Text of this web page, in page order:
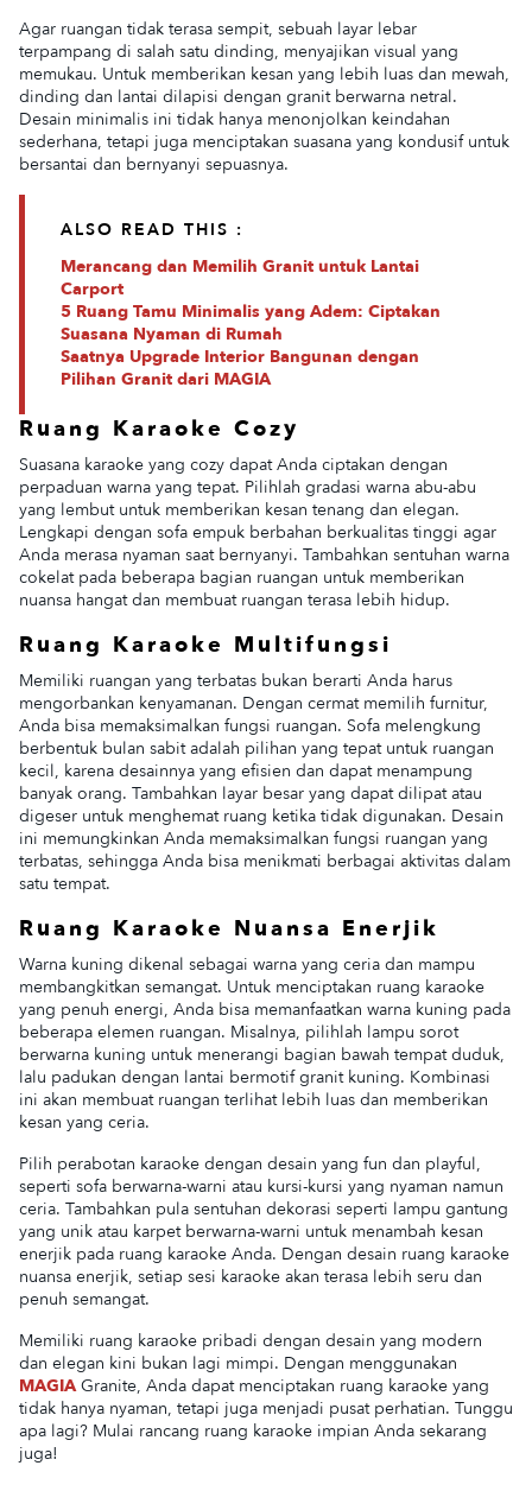
Agar ruangan tidak terasa sempit, sebuah layar lebar
terpampang di salah satu dinding, menyajikan visual yang
memukau. Untuk memberikan kesan yang lebih luas dan mewah,
dinding dan lantai dilapisi dengan granit berwarna netral.
Desain minimalis ini tidak hanya menonjolkan keindahan
sederhana, tetapi juga menciptakan suasana yang kondusif untuk
bersantai dan bernyanyi sepuasnya.
ALSO READ THIS :
Merancang dan Memilih Granit untuk Lantai
Carport
5 Ruang Tamu Minimalis yang Adem: Ciptakan
Suasana Nyaman di Rumah
Saatnya Upgrade Interior Bangunan dengan
Pilihan Granit dari MAGIA
Ruang Karaoke Cozy
Suasana karaoke yang cozy dapat Anda ciptakan dengan
perpaduan warna yang tepat. Pilihlah gradasi warna abu-abu
yang lembut untuk memberikan kesan tenang dan elegan.
Lengkapi dengan sofa empuk berbahan berkualitas tinggi agar
Anda merasa nyaman saat bernyanyi. Tambahkan sentuhan warna
cokelat pada beberapa bagian ruangan untuk memberikan
nuansa hangat dan membuat ruangan terasa lebih hidup.
Ruang Karaoke Multifungsi
Memiliki ruangan yang terbatas bukan berarti Anda harus
mengorbankan kenyamanan. Dengan cermat memilih furnitur,
Anda bisa memaksimalkan fungsi ruangan. Sofa melengkung
berbentuk bulan sabit adalah pilihan yang tepat untuk ruangan
kecil, karena desainnya yang efisien dan dapat menampung
banyak orang. Tambahkan layar besar yang dapat dilipat atau
digeser untuk menghemat ruang ketika tidak digunakan. Desain
ini memungkinkan Anda memaksimalkan fungsi ruangan yang
terbatas, sehingga Anda bisa menikmati berbagai aktivitas dalam
satu tempat.
Ruang Karaoke Nuansa Enerjik
Warna kuning dikenal sebagai warna yang ceria dan mampu
membangkitkan semangat. Untuk menciptakan ruang karaoke
yang penuh energi, Anda bisa memanfaatkan warna kuning pada
beberapa elemen ruangan. Misalnya, pilihlah lampu sorot
berwarna kuning untuk menerangi bagian bawah tempat duduk,
lalu padukan dengan lantai bermotif granit kuning. Kombinasi
ini akan membuat ruangan terlihat lebih luas dan memberikan
kesan yang ceria.
Pilih perabotan karaoke dengan desain yang fun dan playful,
seperti sofa berwarna-warni atau kursi-kursi yang nyaman namun
ceria. Tambahkan pula sentuhan dekorasi seperti lampu gantung
yang unik atau karpet berwarna-warni untuk menambah kesan
enerjik pada ruang karaoke Anda. Dengan desain ruang karaoke
nuansa enerjik, setiap sesi karaoke akan terasa lebih seru dan
penuh semangat.
Memiliki ruang karaoke pribadi dengan desain yang modern
dan elegan kini bukan lagi mimpi. Dengan menggunakan
MAGIAGranite, Anda dapat menciptakan ruang karaoke yang
tidak hanya nyaman, tetapi juga menjadi pusat perhatian. Tunggu
apa lagi? Mulai rancang ruang karaoke impian Anda sekarang
juga!